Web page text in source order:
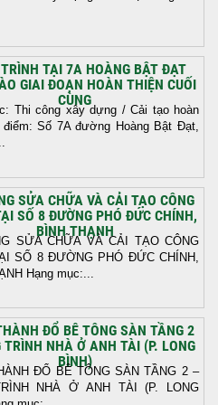
TRÌNH TẠI 7A HOÀNG BẬT ĐẠT
GIAI ĐOẠN HOÀN THIỆN CUỐI
CÙNG
Thi công xây dựng / Cải tạo hoàn
Số 7A đường Hoàng Bật Đạt,
SỬA CHỮA VÀ CẢI TẠO CÔNG
SỐ 8 ĐƯỜNG PHÓ ĐỨC CHÍNH,
BÌNH THẠNH
SỬA CHỮA VÀ CẢI TẠO CÔNG
SỐ 8 ĐƯỜNG PHÓ ĐỨC CHÍNH,
Hạng mục:...
ĐỔ BÊ TÔNG SÀN TẦNG 2
TRÌNH NHÀ Ở ANH TÀI (P. LONG
BÌNH)
ĐỔ BÊ TÔNG SÀN TẦNG 2 –
NHÀ Ở ANH TÀI (P. LONG